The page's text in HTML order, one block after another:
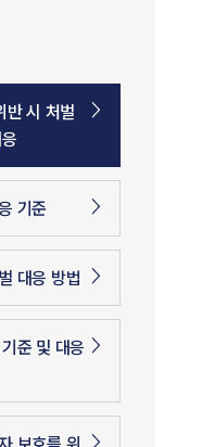
반 시 처벌
기준
대응 방법
준 및 대응